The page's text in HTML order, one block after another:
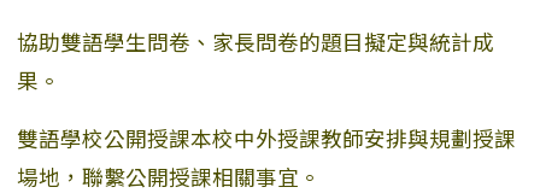
協助雙語學生問卷、家長問卷的題目擬定與統計成
果。
雙語學校公開授課本校中外授課教師安排與規劃授課
場地，聯繫公開授課相關事宜。